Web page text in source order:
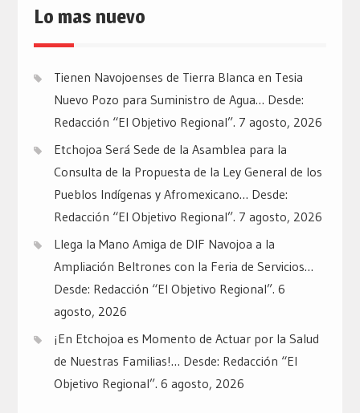
Lo mas nuevo
Tienen Navojoenses de Tierra Blanca en Tesia
Nuevo Pozo para Suministro de Agua… Desde:
Redacción “El Objetivo Regional”. 7 agosto, 2026
Etchojoa Será Sede de la Asamblea para la
Consulta de la Propuesta de la Ley General de los
Pueblos Indígenas y Afromexicano… Desde:
Redacción “El Objetivo Regional”. 7 agosto, 2026
Llega la Mano Amiga de DIF Navojoa a la
Ampliación Beltrones con la Feria de Servicios…
Desde: Redacción “El Objetivo Regional”. 6
agosto, 2026
¡En Etchojoa es Momento de Actuar por la Salud
de Nuestras Familias!… Desde: Redacción “El
Objetivo Regional”. 6 agosto, 2026